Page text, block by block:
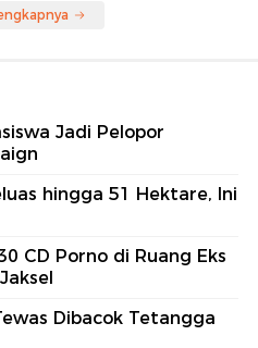
Jadi Pelopor
hingga 51 Hektare, Ini
CD Porno di Ruang Eks
Dibacok Tetangga